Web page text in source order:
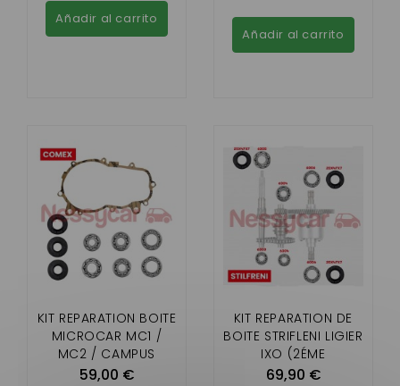
Añadir al carrito
Añadir al carrito
KIT REPARATION BOITE
MICROCAR MC1 /
MC2 / CAMPUS
59,00 €
KIT REPARATION DE
BOITE STRIFLENI LIGIER
IXO (2ÉME
MONTAGE), JS 50, JS
69,90 €